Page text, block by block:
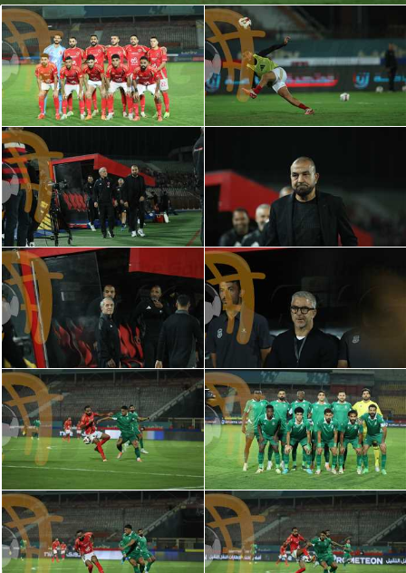
أمريكا 2026
الدوري المصري
الدوري الإنجليزي الممتاز
الدوري الإيطالي
الدوري السعودي للمحترفين
دوري أبطال أوروبا
دوري أبطال إفريقيا
كل البطولات
أقسام
الكرة المصرية
الدوري المصري